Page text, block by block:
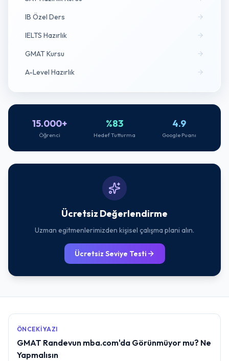
IB Özel Ders
IELTS Hazırlık
GMAT Kursu
A-Level Hazırlık
15.000+
Öğrenci
%83
Hedef Tutturma
4.9
Google Puanı
Ücretsiz Değerlendirme
Uzman egitmenlerimizden kişisel çalışma plani alın.
Ücretsiz Seviye Testi
ÖNCEKI YAZI
GMAT Randevun mba.com'da Görünmüyor mu? Ne
Yapmalısın